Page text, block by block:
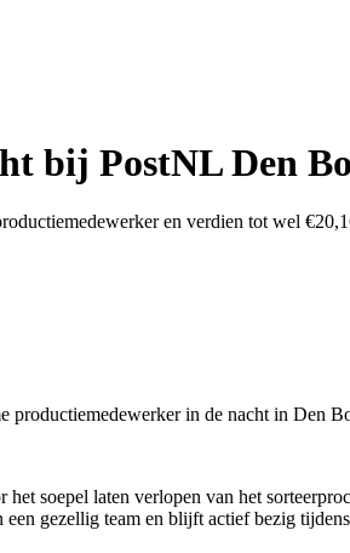
bij PostNL Den
en verdien tot wel
productiemedewerker in de nacht in Den
soepel laten verlopen van het
gezellig team en blijft actief bezig